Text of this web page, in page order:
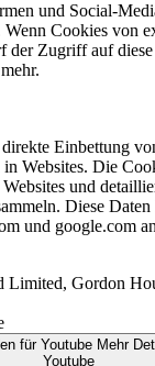
und Social-
Cookies von
der Zugriff auf
Einbettung
Websites. Die
und
Diese
und google.com
Limited, Gordon
für Youtube Mehr
Youtube